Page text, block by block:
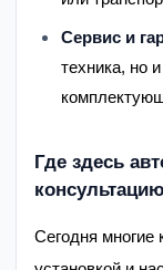
Сервис и
техника, но
Где здесь
Сегодня многие